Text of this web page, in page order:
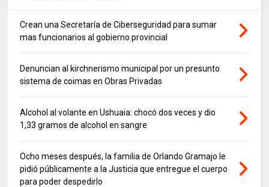
Crean una Secretaría de Ciberseguridad para sumar
mas funcionarios al gobierno provincial
Denuncian al kirchnerismo municipal por un presunto
sistema de coimas en Obras Privadas
Alcohol al volante en Ushuaia: chocó dos veces y dio
1,33 gramos de alcohol en sangre
Ocho meses después, la familia de Orlando Gramajo le
pidió públicamente a la Justicia que entregue el cuerpo
para poder despedirlo